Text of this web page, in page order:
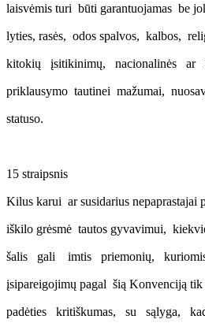
laisvėmis turi būti garantuojamas be
lyties, rasės, odos spalvos, kalbos,
kitokių įsitikinimų, nacionalinės ar
priklausymo tautinei mažumai,
statuso.
15 straipsnis
Kilus karui ar susidarius nepaprastajai
iškilo grėsmė tautos gyvavimui,
šalis gali imtis priemonių,
įsipareigojimų pagal šią Konvenciją
padėties kritiškumas, su sąlyga,